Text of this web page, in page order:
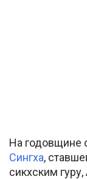
На годовщине
Сингха,
сикхским